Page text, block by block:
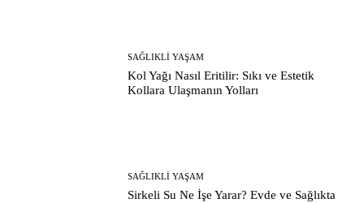
SAĞLIKLI YAŞAM
Kol Yağı Nasıl Eritilir: Sıkı ve Estetik
Kollara Ulaşmanın Yolları
SAĞLIKLI YAŞAM
Sirkeli Su Ne İşe Yarar? Evde ve Sağlıkta